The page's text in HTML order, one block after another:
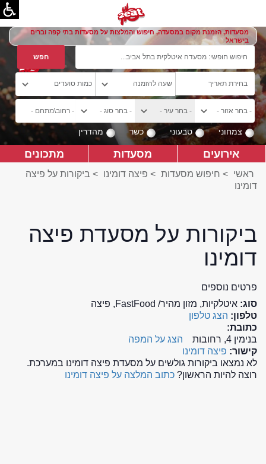
מסעדות, הזמנת מקום במסעדה, חיפוש והמלצות על מסעדות בתי קפה וברים
בישראל
צמחוני טבעוני כשר מהדרין
אירועים מסעדות מתכונים
ראשי > חיפוש מסעדות > פיצה דומינו > ביקורות על פיצה
דומינו
ביקורות על מסעדת פיצה
דומינו
פרטים נוספים
סוג: איטלקיות, מזון מהיר/ FastFood, פיצה
טלפון: הצג טלפון
כתובת:
בנימין 4, רחובות
הצג על המפה
קישור: פיצה דומינו
לא נמצאו ביקורות גולשים על מסעדת פיצה דומינו במערכת.
רוצה להיות הראשון? כתוב המלצה על פיצה דומינו